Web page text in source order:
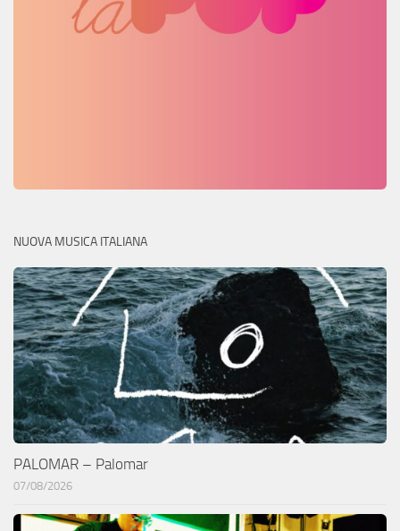
NUOVA MUSICA ITALIANA
PALOMAR – Palomar
07/08/2026